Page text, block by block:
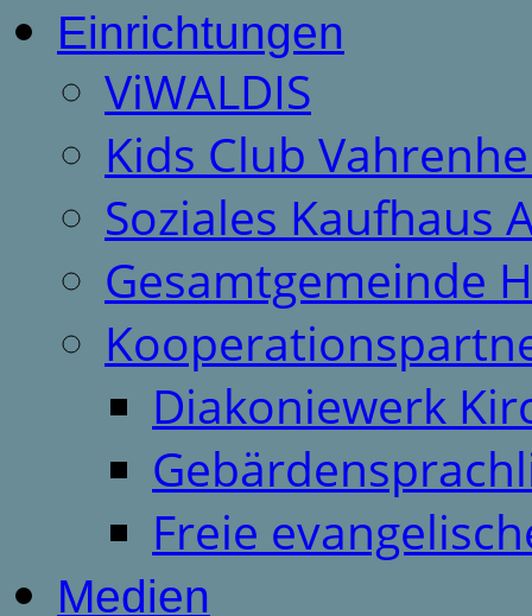
Einrichtungen
ViWALDIS
Kids Club
Soziales Kaufhaus
Gesamtgemeinde
Diakoniewerk
Freie
Medien